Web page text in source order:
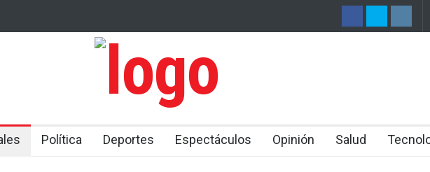
NUEVE PERSONAS MUEREN EN TIROTEO DENTRO DE UNA
ESCUELA EN TAILANDIA
Política Deportes Espectáculos Opinión Salud